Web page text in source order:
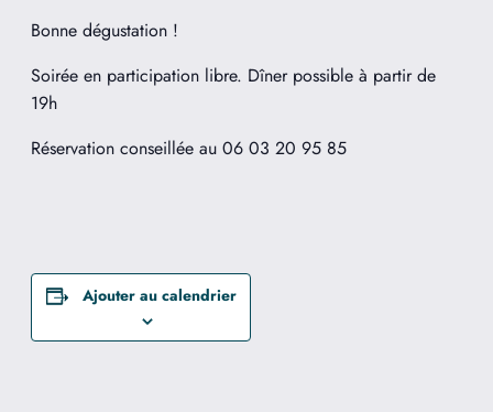
Bonne dégustation !
Soirée en participation libre. Dîner possible à partir de
19h
Réservation conseillée au 06 03 20 95 85
Ajouter au calendrier